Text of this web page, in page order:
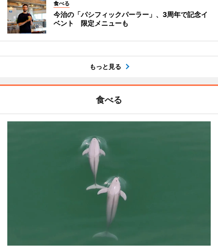
食べる
今治の「パシフィックパーラー」、3周年で記念イ
ベント 限定メニューも
もっと見る
食べる